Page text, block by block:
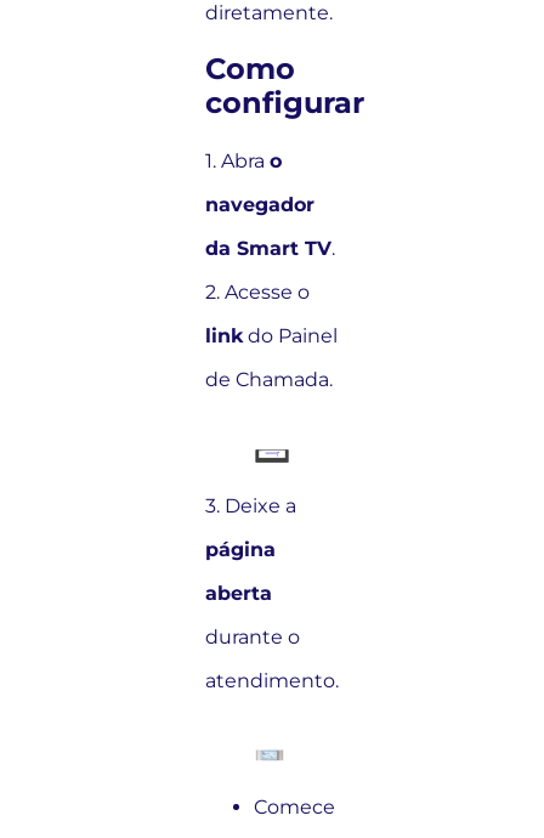
diretamente.
Como
configurar
1. Abrao
navegador
da Smart TV.
2. Acesse o
linkdo Painel
de Chamada.
3. Deixe a
página
aberta
durante o
atendimento.
Comece